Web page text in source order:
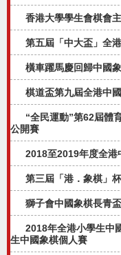
香港大學學生會棋會
第五屆「中大盃」全
橫車躍馬慶回歸中國
棋道盃第九屆全港中
“全民運動”第62屆體
公開賽
2018至2019年度全港
第三屆「港．象棋」
獅子會中國象棋長青
2018年全港小學生中
生中國象棋個人賽